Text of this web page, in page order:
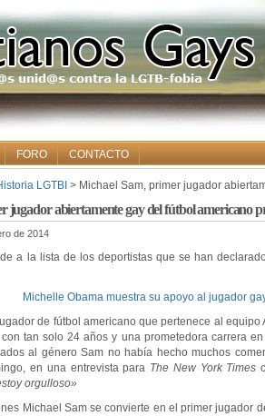
FORO CONTACTO
LGTBI > Michael Sam, primer jugador
jugador abiertamente gay del fútbol americano
de 2014
a la lista de los deportistas que se han
Michelle Obama muestra su apoyo al jugador
de fútbol americano que pertenece al
tan solo 24 años y una prometedora carrera
al género Sam no había hecho muchos
en una entrevista para The New York Times
orgulloso»
Michael Sam se convierte en el primer jugador